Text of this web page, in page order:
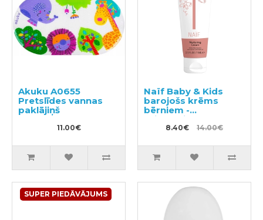
Akuku A0655
Pretslīdes vannas
paklājiņš
11.00€
Naïf Baby & Kids
barojošs krēms
bērniem -
sviestveida bērnu
krēms visiem ādas
8.40€ 14.00€
SUPER PIEDĀVĀJUMS